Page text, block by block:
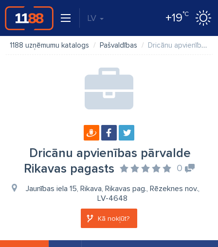
LV +19°C
1188 uzņēmumu katalogs Pašvaldības Dricānu apvienības pārvalde Rikavas pagasts
Dricānu apvienības pārvalde
Rikavas pagasts
0
Jaunības iela 15, Rikava, Rikavas pag., Rēzeknes nov.,
LV-4648
Kā nokļūt?